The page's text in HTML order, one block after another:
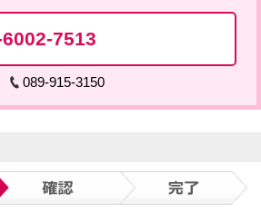
7513
089-915-3150